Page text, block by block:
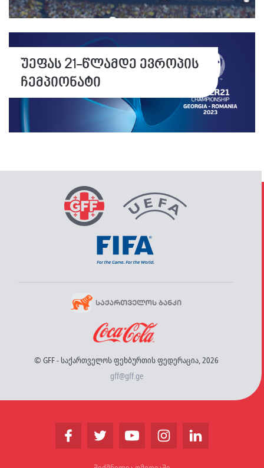
უეფას 21-წლამდე ევროპის
ჩემპიონატი
© GFF - საქართველოს ფეხბურთის ფედერაცია, 2026
gff@gff.ge